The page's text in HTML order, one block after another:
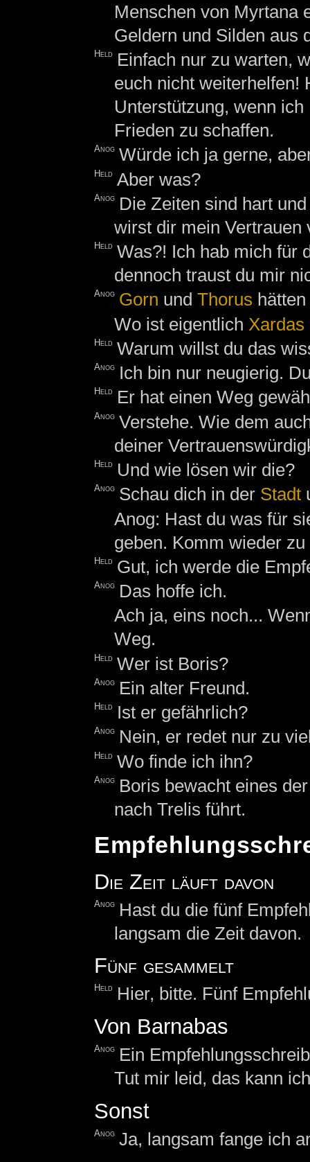
Menschen von Myrtana
Geldern und Silden aus
Held
Einfach nur zu warten,
euch nicht weiterhelfen!
Unterstützung, wenn
Frieden zu schaffen.
Anog Würde ich ja gerne,
Held Aber was?
Anog Die Zeiten sind hart
wirst dir mein Vertrauen
Held Was?! Ich hab mich für
dennoch traust du mir
Anog Gorn undThorus
Wo ist eigentlich Xardas
Held Warum willst du das
Anog Ich bin nur neugierig.
Held Er hat einen Weg
Anog Verstehe. Wie dem
deiner
Held Und wie lösen wir die?
Anog Schau dich in der Stadt
Anog: Hast du was für
geben. Komm wieder
Held Gut, ich werde die
Anog Das hoffe ich.
Ach ja, eins noch...
Weg.
Held Wer ist Boris?
Anog Ein alter Freund.
Held Ist er gefährlich?
Anog Nein, er redet nur zu
Held Wo finde ich ihn?
Anog Boris bewacht eines
nach Trelis führt.
Die Zeit läuft davon
Anog Hast du die fünf
langsam die Zeit davon.
Fünf gesammelt
Held Hier, bitte. Fünf
Von Barnabas
Anog Ein
Tut mir leid, das kann
Sonst
Anog Ja, langsam fange ich